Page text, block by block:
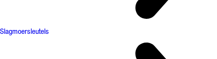
Slagmoersleutels